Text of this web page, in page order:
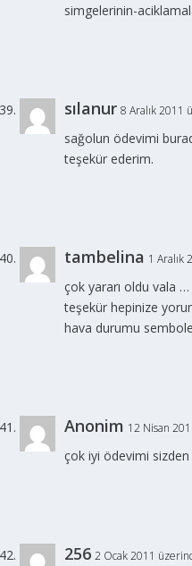
simgelerinin-
sılanur 8 Aralık 2011
sağolun ödevimi
teşekür ederim.
tambelina 1 Aralık
çok yararı oldu vala
teşekür hepinize
hava durumu
Anonim 12 Nisan
çok iyi ödevimi sizden
256 2 Ocak 2011